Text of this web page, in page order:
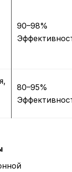
90–98%
80–95%